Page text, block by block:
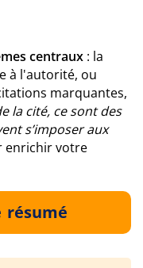
centraux : la
à l'autorité, ou
marquantes,
la cité, ce sont des
s’imposer aux
enrichir votre
résumé